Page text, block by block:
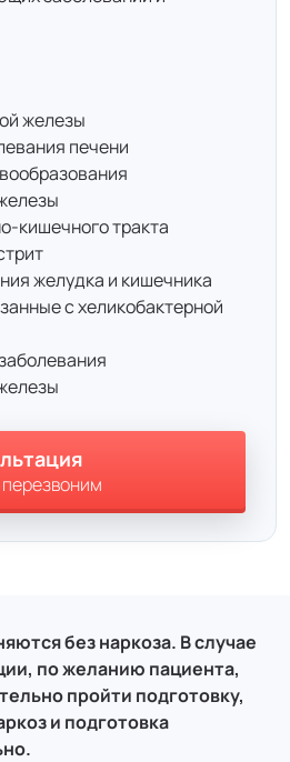
железы
печени
кишечного тракта
желудка и кишечника
с хеликобактерной
без наркоза. В случае
по желанию пациента,
пройти подготовку,
и подготовка